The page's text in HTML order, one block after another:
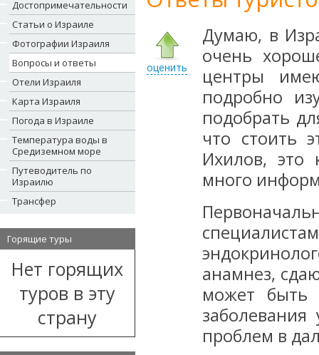
Достопримечательности
Статьи о Израиле
Фотографии Израиля
Вопросы и ответы
Отели Израиля
Карта Израиля
Погода в Израиле
Температура воды в
Средиземном море
Путеводитель по
Израилю
Трансфер
Горящие туры
Нет горящих
туров в эту
страну
оценить
Думаю, в
очень
центры
подробно
подобрать
что стоить
Ихилов, это
много
анамнез,
может быть
проблем в